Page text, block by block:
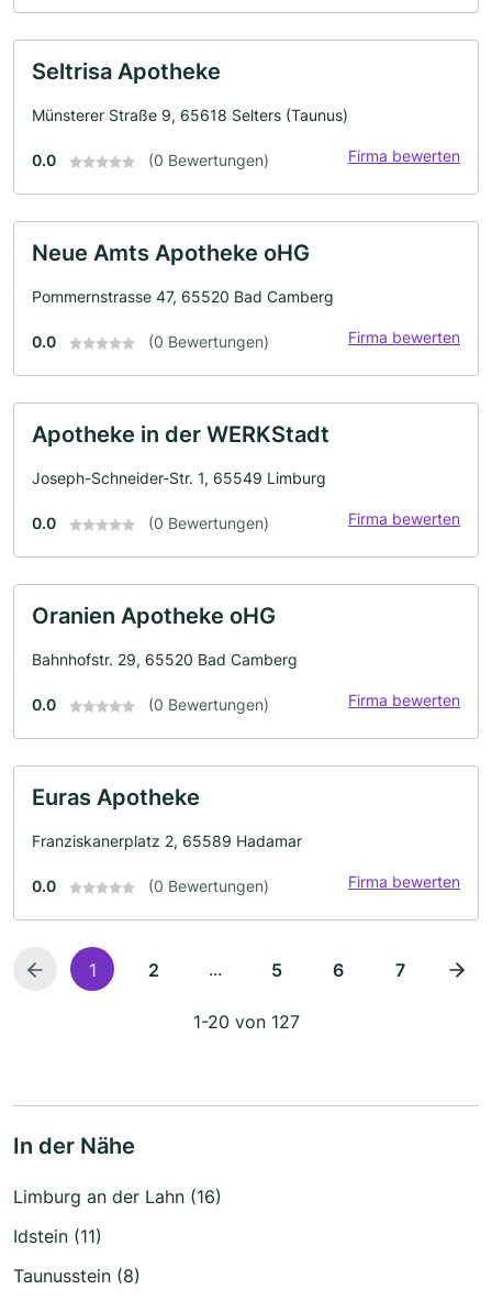
Seltrisa Apotheke
Münsterer Straße 9, 65618 Selters (Taunus)
0.0 (0 Bewertungen) Firma bewerten
Neue Amts Apotheke oHG
Pommernstrasse 47, 65520 Bad Camberg
0.0 (0 Bewertungen) Firma bewerten
Apotheke in der WERKStadt
Joseph-Schneider-Str. 1, 65549 Limburg
0.0 (0 Bewertungen) Firma bewerten
Oranien Apotheke oHG
Bahnhofstr. 29, 65520 Bad Camberg
0.0 (0 Bewertungen) Firma bewerten
Euras Apotheke
Franziskanerplatz 2, 65589 Hadamar
0.0 (0 Bewertungen) Firma bewerten
1 2 ... 5 6 7
1-20 von 127
In der Nähe
Limburg an der Lahn (16)
Idstein (11)
Taunusstein (8)